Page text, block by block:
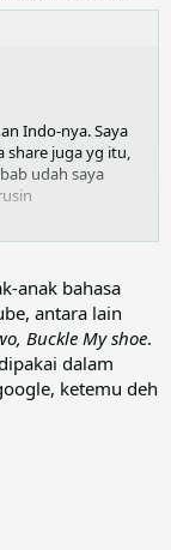
Indo-nya. Saya
juga yg itu,
udah saya
anak bahasa
antara lain
Buckle My shoe.
dalam
ketemu deh